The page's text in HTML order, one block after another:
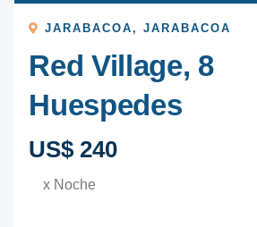
JARABACOA ,JARABACOA
Red Village, 8
Huespedes
US$ 240
x Noche